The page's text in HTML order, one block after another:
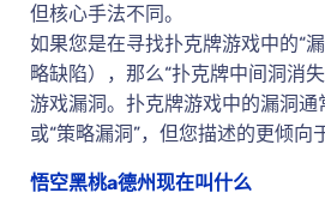
但核心手法不同。
如果您是在寻找扑克牌游戏中的“
略缺陷），那么“扑克牌中间洞消
游戏漏洞。扑克牌游戏中的漏洞通
或“策略漏洞”，但您描述的更倾向
悟空黑桃a德州现在叫什么